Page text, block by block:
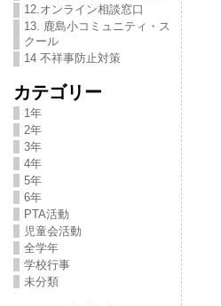
12.オンライン相談窓口
13. 鹿島小コミュニティ・ス
クール
14 不祥事防止対策
カテゴリー
1年
2年
3年
4年
5年
6年
PTA活動
児童会活動
全学年
学校行事
未分類